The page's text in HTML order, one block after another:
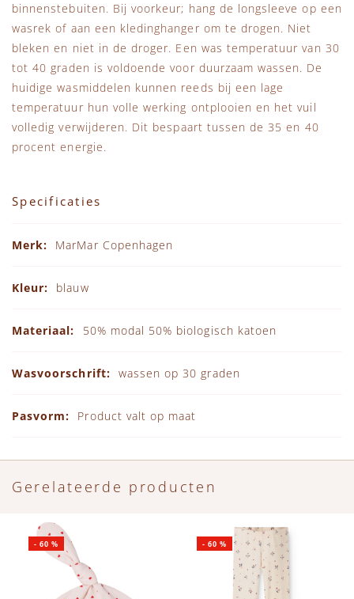
binnenstebuiten. Bij voorkeur; hang de longsleeve op een
wasrek of aan een kledinghanger om te drogen. Niet
bleken en niet in de droger. Een was temperatuur van 30
tot 40 graden is voldoende voor duurzaam wassen. De
huidige wasmiddelen kunnen reeds bij een lage
temperatuur hun volle werking ontplooien en het vuil
volledig verwijderen. Dit bespaart tussen de 35 en 40
procent energie.
Specificaties
MarMar Copenhagen
blauw
50% modal 50% biologisch katoen
wassen op 30 graden
Product valt op maat
Gerelateerde producten
-60 % -60 %